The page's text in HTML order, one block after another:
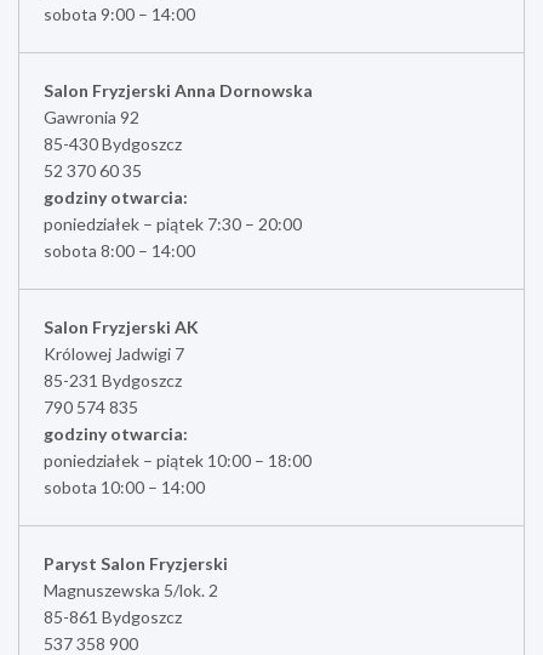
sobota 9:00 – 14:00
Salon Fryzjerski Anna Dornowska
Gawronia 92
85-430 Bydgoszcz
52 370 60 35
godziny otwarcia:
poniedziałek – piątek 7:30 – 20:00
sobota 8:00 – 14:00
Salon Fryzjerski AK
Królowej Jadwigi 7
85-231 Bydgoszcz
790 574 835
godziny otwarcia:
poniedziałek – piątek 10:00 – 18:00
sobota 10:00 – 14:00
Paryst Salon Fryzjerski
Magnuszewska 5/lok. 2
85-861 Bydgoszcz
537 358 900